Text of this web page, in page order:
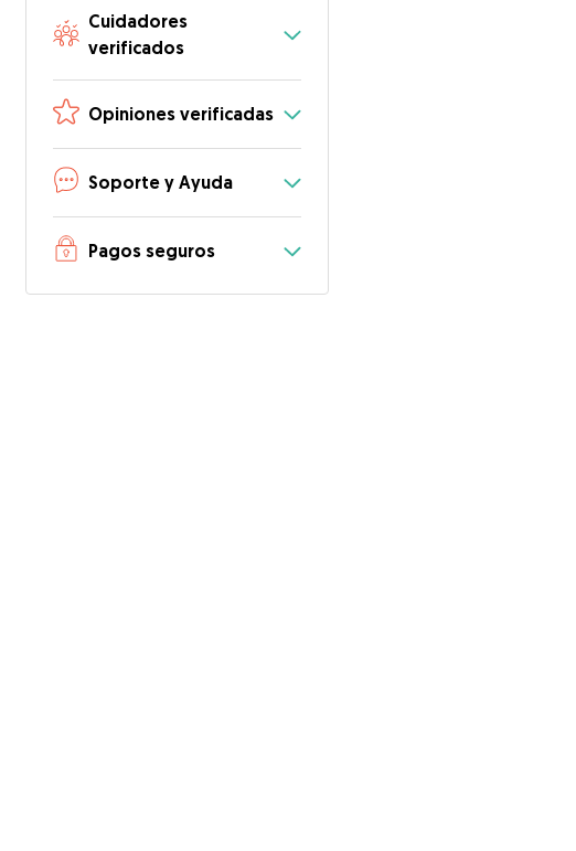
Cuidadores
verificados
Opiniones verificadas
Soporte y Ayuda
Pagos seguros